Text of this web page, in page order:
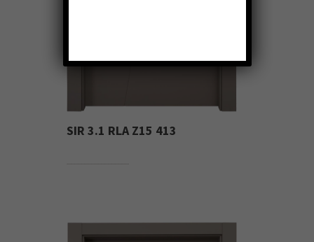
SIR 3.1 RLA Z15 413